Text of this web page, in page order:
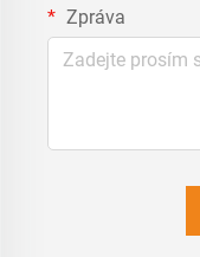
Zpráva